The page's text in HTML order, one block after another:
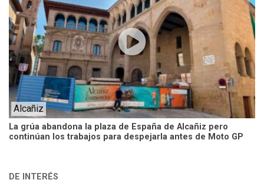
La grúa abandona la plaza de España de Alcañiz pero
continúan los trabajos para despejarla antes de Moto GP
Alcañiz
DE INTERÉS